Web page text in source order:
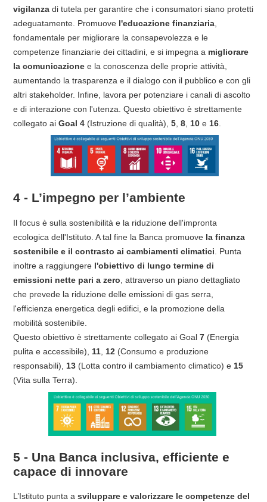
vigilanza di tutela per garantire che i consumatori siano protetti
adeguatamente. Promuove l'educazione finanziaria
fondamentale per migliorare la consapevolezza e le
competenze finanziarie dei cittadini, e si impegna a migliorare
la comunicazione e la conoscenza delle proprie attività,
aumentando la trasparenza e il dialogo con il pubblico e con gli
altri stakeholder. Infine, lavora per potenziare i canali di ascolto
e di interazione con l'utenza. Questo obiettivo è strettamente
collegato ai Goal 4 (Istruzione di qualità), 5 8 10 e 16
4 - L’impegno per l’ambiente
Il focus è sulla sostenibilità e la riduzione dell'impronta
ecologica dell'Istituto. A tal fine la Banca promuove la finanza
sostenibile e il contrasto ai cambiamenti climatici . Punta
inoltre a raggiungere l'obiettivo di lungo termine di
emissioni nette pari a zero , attraverso un piano dettagliato
che prevede la riduzione delle emissioni di gas serra,
l'efficienza energetica degli edifici, e la promozione della
mobilità sostenibile.
Questo obiettivo è strettamente collegato ai Goal 7 (Energia
pulita e accessibile), 11 12 (Consumo e produzione
responsabili), 13 (Lotta contro il cambiamento climatico) e 15
(Vita sulla Terra).
5 - Una Banca inclusiva, efficiente e
capace di innovare
L’Istituto punta a sviluppare e valorizzare le competenze del